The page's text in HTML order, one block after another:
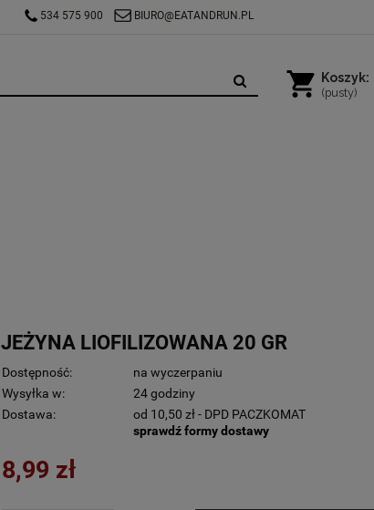
Koszyk:
(pusty)
534 575 900 BIURO@EATANDRUN.PL
JEŻYNA LIOFILIZOWANA 20 GR
Dostępność:
na wyczerpaniu
Wysyłka w:
24 godziny
Dostawa:
od 10,50 zł- DPD PACZKOMAT
sprawdź formy dostawy
8,99 zł